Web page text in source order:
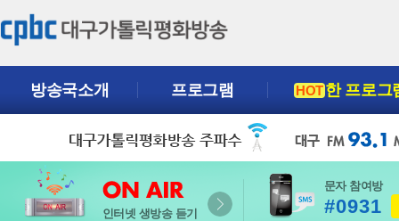
방송국소개 프로그램 HOT한 프로그
인터넷 생방송 듣기
문자 참여방
#0931